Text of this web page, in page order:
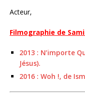
Acteur,
Filmographie de
2013 : N’importe
Jésus).
2016 : Woh !, de